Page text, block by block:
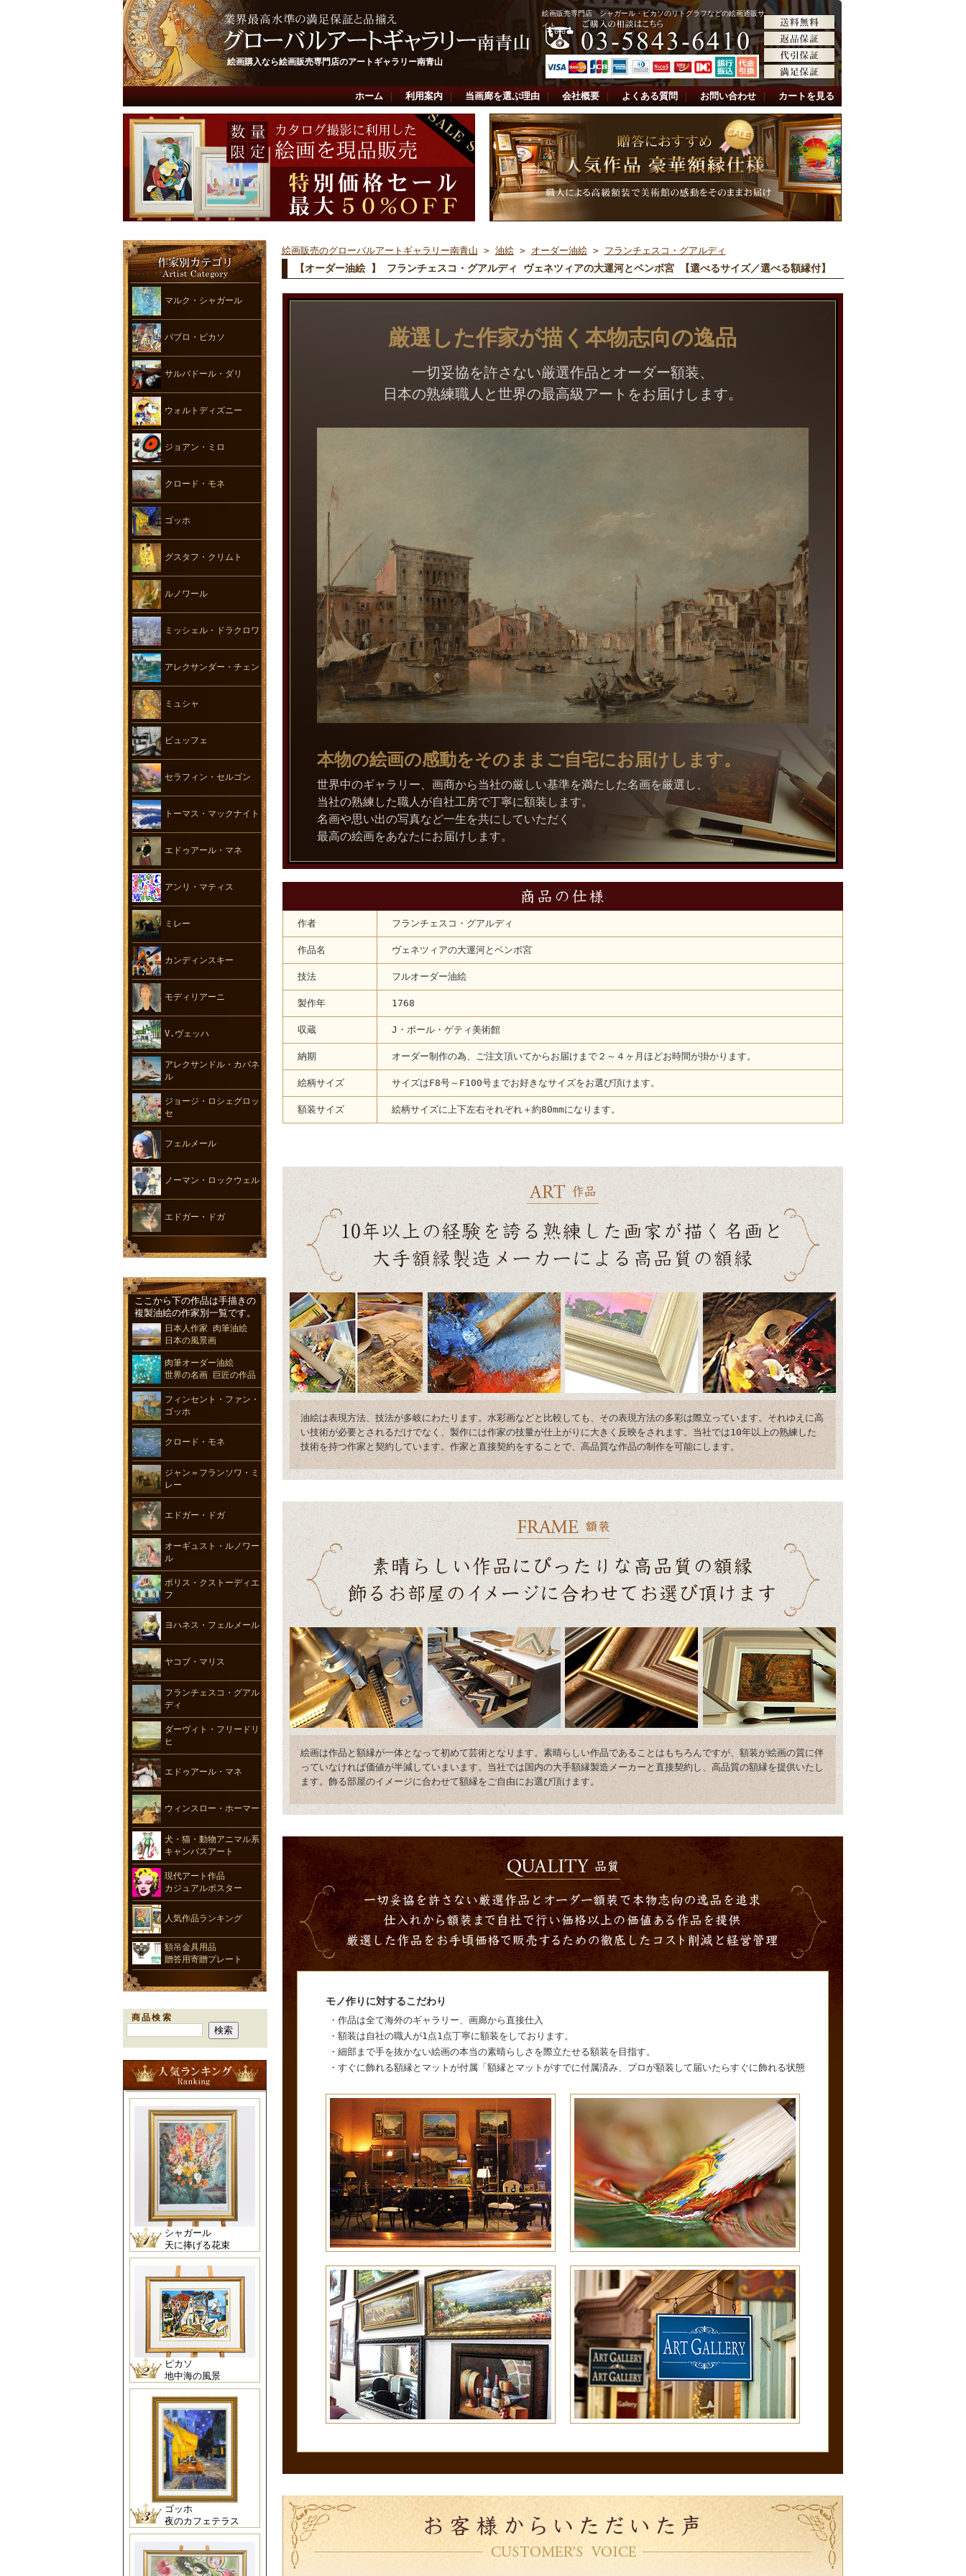
絵画購入なら絵画販売専門店のアートギャラリー南青山
絵画販売専門店 シャガール・ピカソのリトグラフなどの絵画通販サ
イト
ホーム 利用案内 当画廊を選ぶ理由 会社概要 よくある質問 お問い合わせ カートを見る
マルク・シャガール
パブロ・ピカソ
サルバドール・ダリ
ウォルトディズニー
ジョアン・ミロ
クロード・モネ
ゴッホ
グスタフ・クリムト
ルノワール
ミッシェル・ドラクロワ
アレクサンダー・チェン
ミュシャ
ビュッフェ
セラフィン・セルゴン
トーマス・マックナイト
エドゥアール・マネ
アンリ・マティス
ミレー
カンディンスキー
モディリアーニ
V.ヴェッハ
アレクサンドル・カパネ
ル
ジョージ・ロシェグロッ
セ
フェルメール
ノーマン・ロックウェル
エドガー・ドガ
ここから下の作品は手描きの
複製油絵の作家別一覧です。
日本人作家 肉筆油絵
日本の風景画
肉筆オーダー油絵
世界の名画 巨匠の作品
フィンセント・ファン・
ゴッホ
クロード・モネ
ジャン＝フランソワ・ミ
レー
エドガー・ドガ
オーギュスト・ルノワー
ル
ボリス・クストーディエ
フ
ヨハネス・フェルメール
ヤコブ・マリス
フランチェスコ・グアル
ディ
ダーヴィト・フリードリ
ヒ
エドゥアール・マネ
ウィンスロー・ホーマー
犬・猫・動物アニマル系
キャンバスアート
現代アート作品
カジュアルポスター
人気作品ランキング
額吊金具用品
贈答用寄贈プレート
商品検索
シャガール
天に捧げる花束
ピカソ
地中海の風景
ゴッホ
夜のカフェテラス
絵画販売のグローバルアートギャラリー南青山 > 油絵> オーダー油絵> フランチェスコ・グアルディ
【オーダー油絵 】 フランチェスコ・グアルディ ヴェネツィアの大運河とベンボ宮 【選べるサイズ／選べる額縁付】
厳選した作家が描く本物志向の逸品
一切妥協を許さない厳選作品とオーダー額装、
日本の熟練職人と世界の最高級アートをお届けします。
本物の絵画の感動をそのままご自宅にお届けします。
世界中のギャラリー、画商から当社の厳しい基準を満たした名画を厳選し、
当社の熟練した職人が自社工房で丁寧に額装します。
名画や思い出の写真など一生を共にしていただく
最高の絵画をあなたにお届けします。
作者 フランチェスコ・グアルディ
作品名 ヴェネツィアの大運河とベンボ宮
技法 フルオーダー油絵
製作年 1768
収蔵 J・ポール・ゲティ美術館
納期 オーダー制作の為、ご注文頂いてからお届けまで２～４ヶ月ほどお時間が掛かります。
絵柄サイズ サイズはF8号～F100号までお好きなサイズをお選び頂けます。
額装サイズ 絵柄サイズに上下左右それぞれ＋約80mmになります。
油絵は表現方法、技法が多岐にわたります。水彩画などと比較しても、その表現方法の多彩は際立っています。それゆえに高
い技術が必要とされるだけでなく、製作には作家の技量が仕上がりに大きく反映をされます。当社では10年以上の熟練した
技術を持つ作家と契約しています。作家と直接契約をすることで、高品質な作品の制作を可能にします。
絵画は作品と額縁が一体となって初めて芸術となります。素晴らしい作品であることはもちろんですが、額装が絵画の質に伴
っていなければ価値が半減していまいます。当社では国内の大手額縁製造メーカーと直接契約し、高品質の額縁を提供いたし
ます。飾る部屋のイメージに合わせて額縁をご自由にお選び頂けます。
モノ作りに対するこだわり
・作品は全て海外のギャラリー、画廊から直接仕入
・額装は自社の職人が1点1点丁寧に額装をしております。
・細部まで手を抜かない絵画の本当の素晴らしさを際立たせる額装を目指す。
・すぐに飾れる額縁とマットが付属「額縁とマットがすでに付属済み、プロが額装して届いたらすぐに飾れる状態